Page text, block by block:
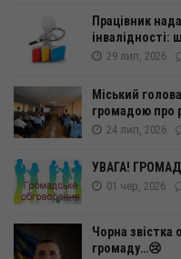
Працівник
інвалідності:
29 лип, 2026
Міський
громадою про
24 лип, 2026
УВАГА!
01 чер, 2026
Чорна звістка
громаду…😢